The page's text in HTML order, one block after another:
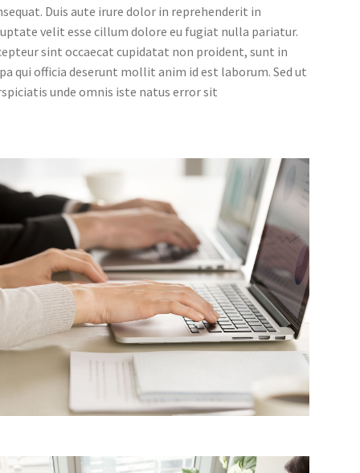
Duis aute irure dolor in reprehenderit in
velit esse cillum dolore eu fugiat nulla pariatur.
sint occaecat cupidatat non proident, sunt in
qui officia deserunt mollit anim id est laborum. Sed ut
unde omnis iste natus error sit